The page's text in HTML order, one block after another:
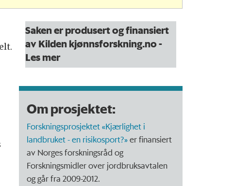
Saken er produsert og finansiert
av Kilden kjønnsforskning.no-
Les mer
Om prosjektet:
Forskningsprosjektet «Kjærlighet i
landbruket - en risikosport?»er finansiert
av Norges forskningsråd og
Forskningsmidler over jordbruksavtalen
og går fra 2009-2012.